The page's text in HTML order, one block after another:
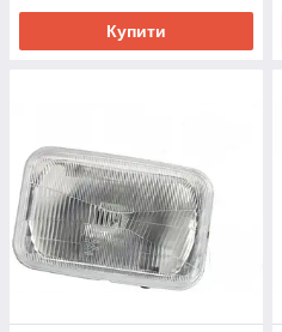
Купити